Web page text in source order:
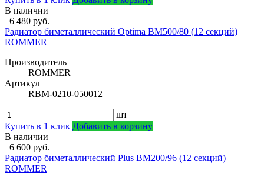
В наличии
6 480 руб.
Радиатор биметаллический Optima BM500/80 (12 секций)
ROMMER
Производитель
ROMMER
Артикул
RBM-0210-050012
шт
Купить в 1 клик Добавить в корзину
В наличии
6 600 руб.
Радиатор биметаллический Plus BM200/96 (12 секций)
ROMMER